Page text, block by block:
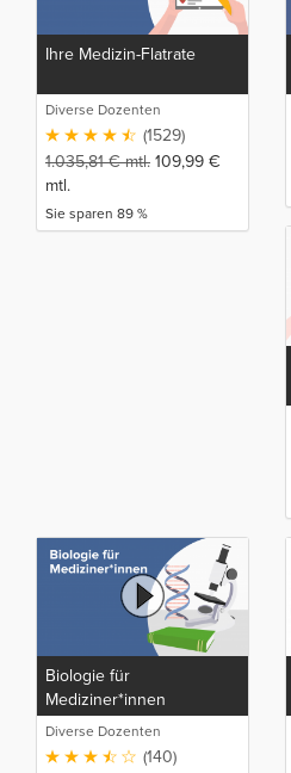
Ihre Medizin-Flatrate
Diverse Dozenten
(1529)
1.035,81€mtl. 109,99 €
mtl.
Sie sparen 89 %
Biologie für
Mediziner*innen
Diverse Dozenten
(140)